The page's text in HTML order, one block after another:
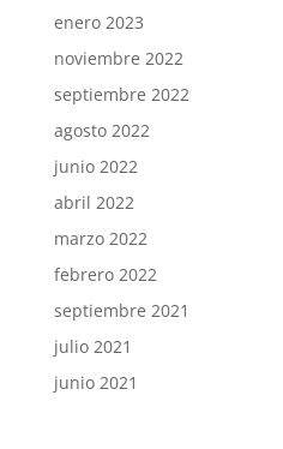
enero 2023
noviembre 2022
septiembre 2022
agosto 2022
junio 2022
abril 2022
marzo 2022
febrero 2022
septiembre 2021
julio 2021
junio 2021